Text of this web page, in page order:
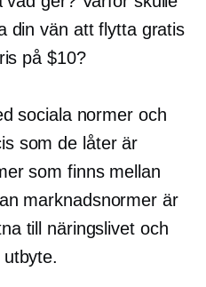
din vän att flytta gratis
på $10?
sociala normer och
som de låter är
som finns mellan
marknadsnormer är
till näringslivet och